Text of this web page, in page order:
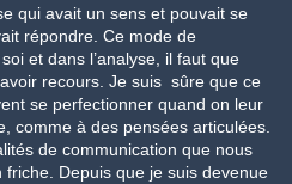
qui avait un sens et pouvait se
répondre. Ce mode de
et dans l’analyse, il faut que
recours. Je suis sûre que ce
se perfectionner quand on leur
comme à des pensées articulées.
de communication que nous
Depuis que je suis devenue